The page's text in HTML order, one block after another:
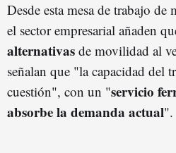
Desde esta mesa de trabajo
el sector empresarial añaden
alternativas de movilidad al
señalan que "la capacidad del
cuestión", con un "servicio
absorbe la demanda actual".